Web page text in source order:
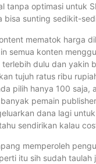
tanpa optimasi untuk
bisa sunting sedikit-
mematok harga
semua konten
terlebih dulu dan yakin
tujuh ratus ribu
pilih hanya 100
pemain
dana lagi
sendirikan kalau
memperoleh
itu sih sudah